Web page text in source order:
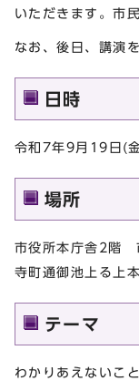
いただきます。市
なお、後日、講演
日時
令和7年9月19日(
場所
市役所本庁舎2階
寺町通御池上る上
テーマ
わかりあえないこ